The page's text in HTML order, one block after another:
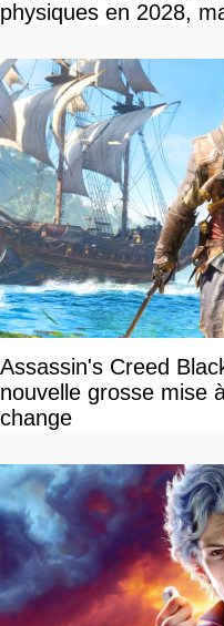
physiques en 2028,
Assassin's Creed
nouvelle grosse mise
change